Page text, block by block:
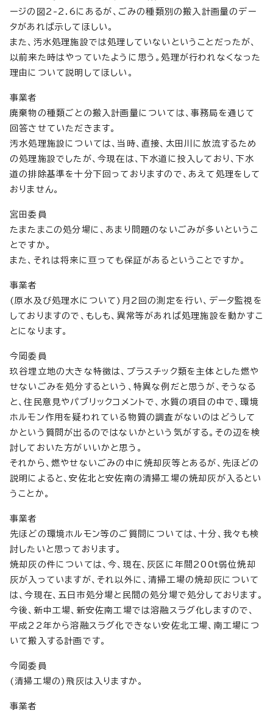
ージの図2-2.6にあるが、ごみの種類別の搬入計画量のデー
タがあれば示してほしい。
また、汚水処理施設では処理していないということだったが、
以前来た時はやっていたように思う。処理が行われなくなった
理由について説明してほしい。
事業者
廃棄物の種類ごとの搬入計画量については、事務局を通じて
回答させていただきます。
汚水処理施設については、当時、直接、太田川に放流するため
の処理施設でしたが、今現在は、下水道に投入しており、下水
道の排除基準を十分下回っておりますので、あえて処理をして
おりません。
宮田委員
たまたまこの処分場に、あまり問題のないごみが多いというこ
とですか。
また、それは将来に亘っても保証があるということですか。
事業者
(原水及び処理水について)月2回の測定を行い、データ監視を
しておりますので、もしも、異常等があれば処理施設を動かすこ
とになります。
今岡委員
玖谷埋立地の大きな特徴は、プラスチック類を主体とした燃や
せないごみを処分するという、特異な例だと思うが、そうなる
と、住民意見やパブリックコメントで、水質の項目の中で、環境
ホルモン作用を疑われている物質の調査がないのはどうして
かという質問が出るのではないかという気がする。その辺を検
討しておいた方がいいかと思う。
それから、燃やせないごみの中に焼却灰等とあるが、先ほどの
説明によると、安佐北と安佐南の清掃工場の焼却灰が入るとい
うことか。
事業者
先ほどの環境ホルモン等のご質問については、十分、我々も検
討したいと思っております。
焼却灰の件については、今、現在、灰区に年間200t弱位焼却
灰が入っていますが、それ以外に、清掃工場の焼却灰について
は、今現在、五日市処分場と民間の処分場で処分しております。
今後、新中工場、新安佐南工場では溶融スラグ化しますので、
平成22年から溶融スラグ化できない安佐北工場、南工場につ
いて搬入する計画です。
今岡委員
(清掃工場の)飛灰は入りますか。
事業者